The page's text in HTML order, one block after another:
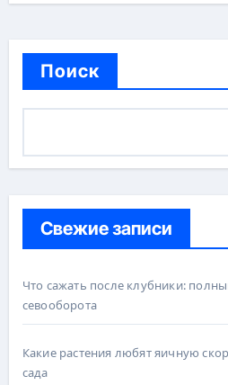
Поиск
Свежие записи
Что сажать после клубники:
севооборота
Какие растения любят яичную
сада